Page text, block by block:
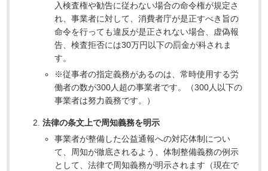
入検査権や勧告に従わない場合の命令権が規定さ
れ、事業者に対して、消費者庁が是正すべき旨の
命令を行っても違反が是正されない場合、虚偽報
告、検査拒否には30万円以下の罰金が科されま
す。
※従事者の指定義務があるのは、常時使用する労
働者の数が300人超の事業者です。（300人以下の
事業者は努力義務です。）
法律の条文上で周知義務を明示
事業者が整備した公益通報への対応体制につい
て、周知が徹底されるよう、体制整備義務の例示
として、法律で周知義務が明示されます（現在で